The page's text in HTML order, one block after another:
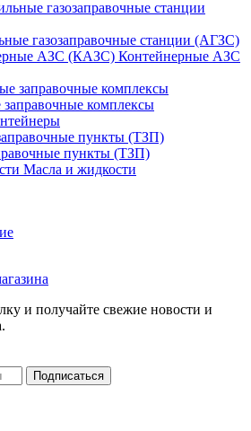
газозаправочные станции (АГЗС)
Контейнерные АЗС
комплексы
пункты (ТЗП)
Масла и жидкости
и получайте свежие новости и